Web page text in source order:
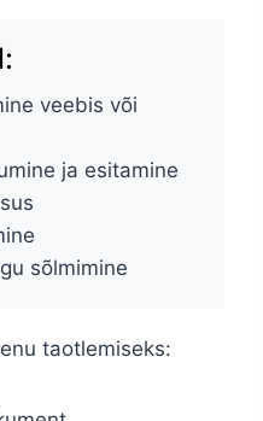
veebis või
ja esitamine
sõlmimine
taotlemiseks: